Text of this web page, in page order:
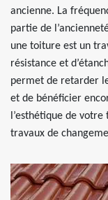
ancienne. La
partie de
une toiture est un
résistance et
permet de retarder
et de bénéficier
l’esthétique de
travaux de